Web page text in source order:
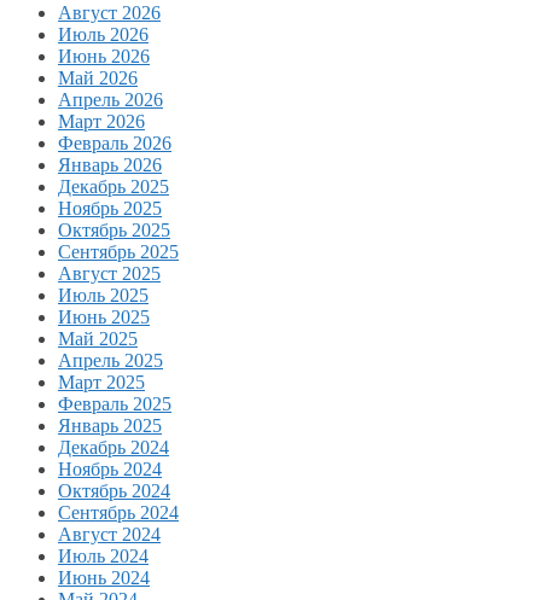
Август 2026
Июль 2026
Июнь 2026
Май 2026
Апрель 2026
Март 2026
Февраль 2026
Январь 2026
Декабрь 2025
Ноябрь 2025
Октябрь 2025
Сентябрь 2025
Август 2025
Июль 2025
Июнь 2025
Май 2025
Апрель 2025
Март 2025
Февраль 2025
Январь 2025
Декабрь 2024
Ноябрь 2024
Октябрь 2024
Сентябрь 2024
Август 2024
Июль 2024
Июнь 2024